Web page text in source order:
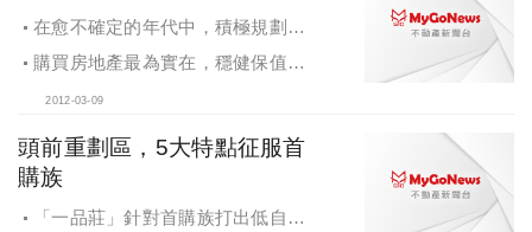
在愈不確定的年代中，積極規劃、
創造未來資產，仍舊是人生加值的必
購買房地產最為實在，穩健保值，
2012-03-09
頭前重劃區，5大特點征服首
購族
「一品莊」針對首購族打出低自備